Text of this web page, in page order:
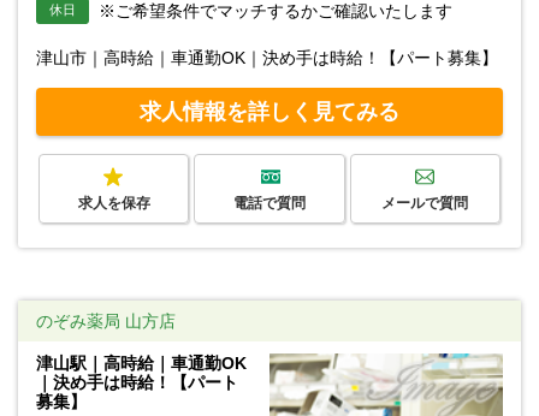
休日 ※ご希望条件でマッチするかご確認いたします
津山市｜高時給｜車通勤OK｜決め手は時給！【パート募集】
求人情報を詳しく見てみる
求人を保存 電話で質問 メールで質問
のぞみ薬局 山方店
津山駅｜高時給｜車通勤OK
｜決め手は時給！【パート
募集】